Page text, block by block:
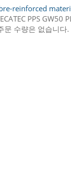
reinforced
PPS GW50
수량은 없습니다.